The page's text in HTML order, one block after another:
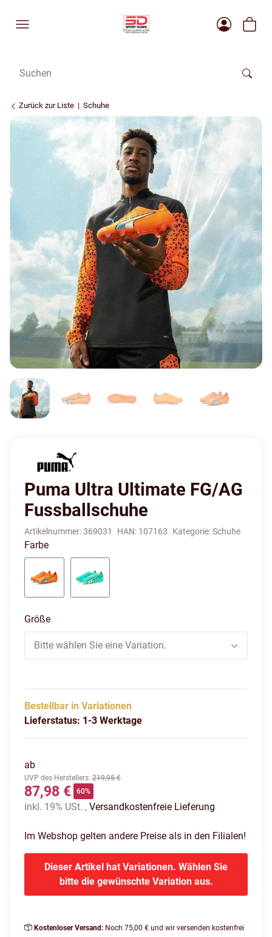
Zurück zur Liste Schuhe
Puma Ultra Ultimate FG/AG
Fussballschuhe
Artikelnummer:369031 HAN: 107163 Kategorie:Schuhe
Farbe
Größe
Bitte wählen Sie eine Variation.
Bestellbar in Variationen
Lieferstatus: 1-3 Werktage
ab
UVP des Herstellers: 219,95 €
87,98 € 60%
inkl. 19% USt. , Versandkostenfreie Lieferung
Im Webshop gelten andere Preise als in den Filialen!
Dieser Artikel hat Variationen. Wählen Sie
bitte die gewünschte Variation aus.
Kostenloser Versand: Noch 75,00 € und wir versenden kostenfrei